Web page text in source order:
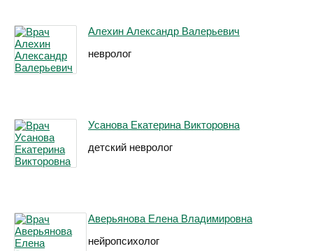
Алехин Александр Валерьевич
невролог
Усанова Екатерина Викторовна
детский невролог
Аверьянова Елена Владимировна
нейропсихолог